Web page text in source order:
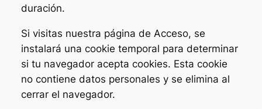
duración.
Si visitas nuestra página de Acceso, se
instalará una cookie temporal para determinar
si tu navegador acepta cookies. Esta cookie
no contiene datos personales y se elimina al
cerrar el navegador.